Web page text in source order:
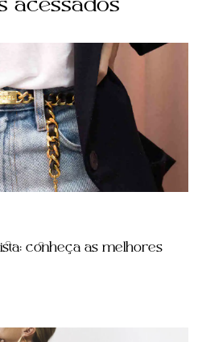
acessados
conheça as melhores